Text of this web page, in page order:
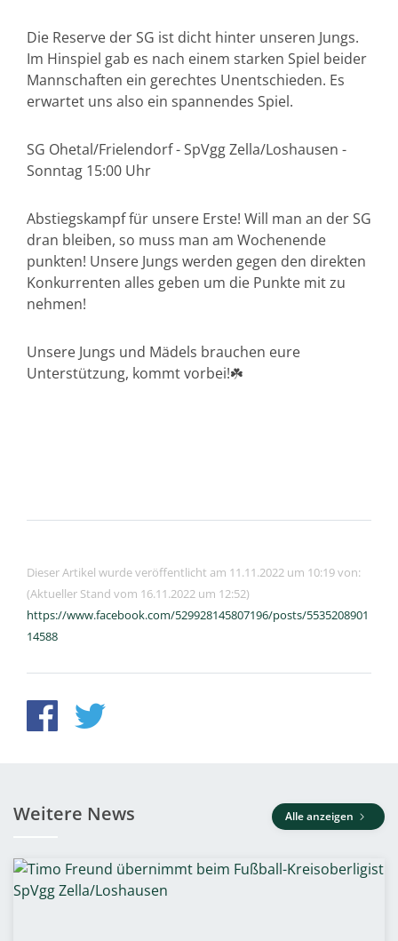
Die Reserve der SG ist dicht hinter unseren Jungs.
Im Hinspiel gab es nach einem starken Spiel beider
Mannschaften ein gerechtes Unentschieden. Es
erwartet uns also ein spannendes Spiel.
SG Ohetal/Frielendorf - SpVgg Zella/Loshausen -
Sonntag 15:00 Uhr
Abstiegskampf für unsere Erste! Will man an der SG
dran bleiben, so muss man am Wochenende
punkten! Unsere Jungs werden gegen den direkten
Konkurrenten alles geben um die Punkte mit zu
nehmen!
Unsere Jungs und Mädels brauchen eure
Unterstützung, kommt vorbei!☘️
Dieser Artikel wurde veröffentlicht am 11.11.2022 um 10:19 von:
(Aktueller Stand vom 16.11.2022 um 12:52)
https://www.facebook.com/529928145807196/posts/5535208901
14588
Weitere News Alle anzeigen